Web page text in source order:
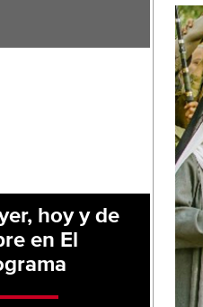
hoy y de
en El